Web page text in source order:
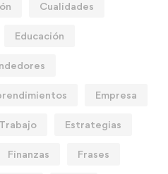
Cualidades
Educación
Empresa
Estrategias
Finanzas Frases